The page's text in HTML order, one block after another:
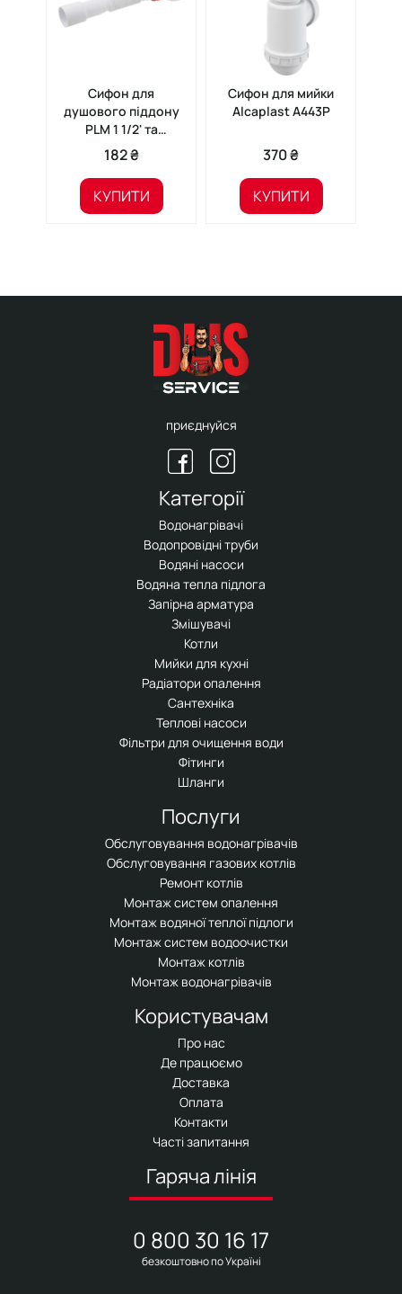
Сифон для
душового піддону
PLM 1 1/2' та
гофротрубою
40x40/50
182 ₴
КУПИТИ
Сифон для мийки
Alcaplast A443P
370 ₴
КУПИТИ
приєднуйся
Категорії
Водонагрівачі
Водопровідні труби
Водяні насоси
Водяна тепла підлога
Запірна арматура
Змішувачі
Котли
Мийки для кухні
Радіатори опалення
Сантехніка
Теплові насоси
Фільтри для очищення води
Фітинги
Шланги
Послуги
Обслуговування водонагрівачів
Обслуговування газових котлів
Ремонт котлів
Монтаж систем опалення
Монтаж водяної теплої підлоги
Монтаж систем водоочистки
Монтаж котлів
Монтаж водонагрівачів
Користувачам
Про нас
Де працюємо
Доставка
Оплата
Контакти
Часті запитання
Гаряча лінія
0 800 30 16 17
безкоштовно по Україні